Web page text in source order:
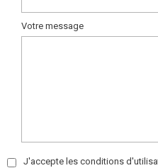
Votre message
J'accepte les conditions